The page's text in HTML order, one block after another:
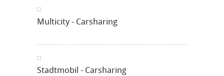
Multicity - Carsharing
Stadtmobil - Carsharing